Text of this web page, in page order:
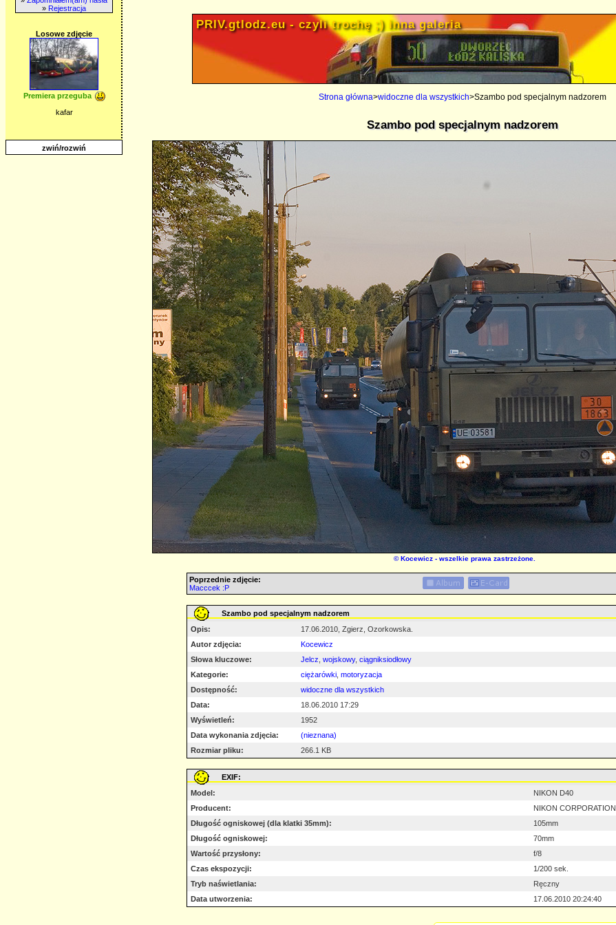
» Rejestracja
Losowe zdjęcie
Premiera przeguba
kafar
zwiń/rozwiń
PRIV.gtlodz.eu - czyli trochę ;) inna galeria
Strona główna>widoczne dla wszystkich>Szambo pod specjalnym nadzorem
Szambo pod specjalnym nadzorem
©Kocewicz - wszelkie prawa zastrzeżone.
Poprzednie zdjęcie:
Macccek :P
Szambo pod specjalnym nadzorem
Opis:
17.06.2010, Zgierz, Ozorkowska.
Autor zdjęcia:
Kocewicz
Słowa kluczowe:
Jelcz wojskowy, ciągniksiodłowy
Kategorie:
ciężarówki motoryzacja
Dostępność:
widoczne dla wszystkich
Data:
18.06.2010 17:29
Wyświetleń:
1952
Data wykonania zdjęcia:
(nieznana)
Rozmiar pliku:
266.1 KB
EXIF:
Model:
NIKON D40
Producent:
NIKON CORPORATION
Długość ogniskowej (dla klatki 35mm):
105mm
Długość ogniskowej:
70mm
Wartość przysłony:
f/8
Czas ekspozycji:
1/200 sek.
Tryb naświetlania:
Ręczny
Data utworzenia:
17.06.2010 20:24:40